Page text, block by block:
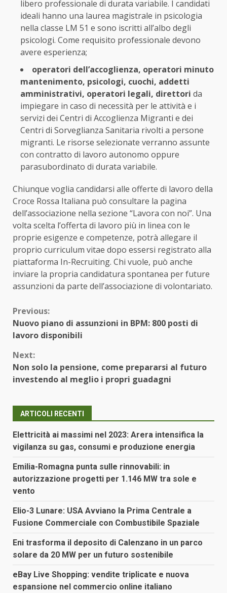
libero professionale di durata variabile. I candidati
ideali hanno una laurea magistrale in psicologia
nella classe LM 51 e sono iscritti all’albo degli
psicologi. Come requisito professionale devono
avere esperienza;
operatori dell’accoglienza, operatori minuto
mantenimento, psicologi, cuochi, addetti
amministrativi, operatori legali, direttori da
impiegare in caso di necessità per le attività e i
servizi dei Centri di Accoglienza Migranti e dei
Centri di Sorveglianza Sanitaria rivolti a persone
migranti. Le risorse selezionate verranno assunte
con contratto di lavoro autonomo oppure
parasubordinato di durata variabile.
Chiunque voglia candidarsi alle offerte di lavoro della
Croce Rossa Italiana può consultare la pagina
dell’associazione nella sezione “Lavora con noi”. Una
volta scelta l’offerta di lavoro più in linea con le
proprie esigenze e competenze, potrà allegare il
proprio curriculum vitae dopo essersi registrato alla
piattaforma In-Recruiting. Chi vuole, può anche
inviare la propria candidatura spontanea per future
assunzioni da parte dell’associazione di volontariato.
Continue
Reading
Previous:
Nuovo piano di assunzioni in BPM: 800 posti di
lavoro disponibili
Next:
Non solo la pensione, come prepararsi al futuro
investendo al meglio i propri guadagni
ARTICOLI RECENTI
Elettricità ai massimi nel 2023: Arera intensifica la
vigilanza su gas, consumi e produzione energia
Emilia-Romagna punta sulle rinnovabili: in
autorizzazione progetti per 1.146 MW tra sole e
vento
Elio-3 Lunare: USA Avviano la Prima Centrale a
Fusione Commerciale con Combustibile Spaziale
Eni trasforma il deposito di Calenzano in un parco
solare da 20 MW per un futuro sostenibile
eBay Live Shopping: vendite triplicate e nuova
espansione nel commercio online italiano